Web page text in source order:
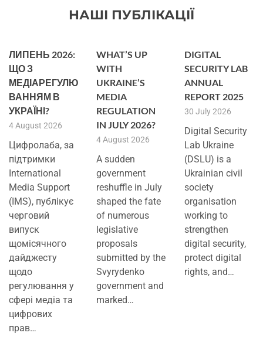
НАШІ ПУБЛІКАЦІЇ
ЛИПЕНЬ 2026:
ЩО З
МЕДІАРЕГУЛЮ
ВАННЯМ В
УКРАЇНІ?
4 August 2026
Цифролаба, за
підтримки
International
Media Support
(IMS), публікує
черговий
випуск
щомісячного
дайджесту
щодо
регулювання у
сфері медіа та
цифрових
прав…
WHAT’S UP
WITH
UKRAINE’S
MEDIA
REGULATION
IN JULY 2026?
4 August 2026
A sudden
government
reshuffle in July
shaped the fate
of numerous
legislative
proposals
submitted by the
Svyrydenko
government and
marked…
DIGITAL
SECURITY LAB
ANNUAL
REPORT 2025
30 July 2026
Digital Security
Lab Ukraine
(DSLU) is a
Ukrainian civil
society
organisation
working to
strengthen
digital security,
protect digital
rights, and…